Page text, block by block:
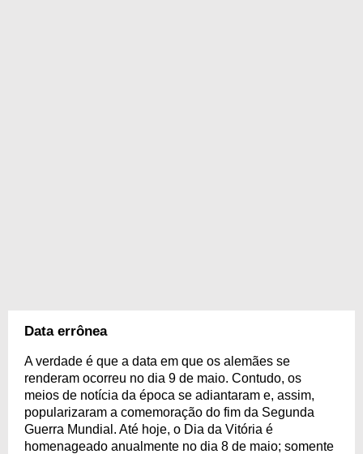
Data errônea
A verdade é que a data em que os alemães se
renderam ocorreu no dia 9 de maio. Contudo, os
meios de notícia da época se adiantaram e, assim,
popularizaram a comemoração do fim da Segunda
Guerra Mundial. Até hoje, o Dia da Vitória é
homenageado anualmente no dia 8 de maio; somente